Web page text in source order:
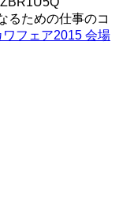
るための仕事のコ
フェア2015 会場